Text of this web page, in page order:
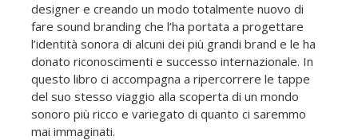
designer e creando un modo totalmente nuovo di
fare sound branding che l’ha portata a progettare
l’identità sonora di alcuni dei più grandi brand e le ha
donato riconoscimenti e successo internazionale. In
questo libro ci accompagna a ripercorrere le tappe
del suo stesso viaggio alla scoperta di un mondo
sonoro più ricco e variegato di quanto ci saremmo
mai immaginati.